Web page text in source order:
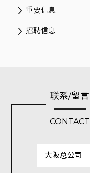
重要信息
招聘信息
联系/留言
CONTACT
大阪总公司